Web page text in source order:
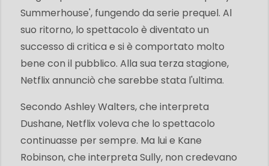
Summerhouse', fungendo da serie prequel. Al
suo ritorno, lo spettacolo è diventato un
successo di critica e si è comportato molto
bene con il pubblico. Alla sua terza stagione,
Netflix annunciò che sarebbe stata l'ultima.
Secondo Ashley Walters, che interpreta
Dushane, Netflix voleva che lo spettacolo
continuasse per sempre. Ma lui e Kane
Robinson, che interpreta Sully, non credevano